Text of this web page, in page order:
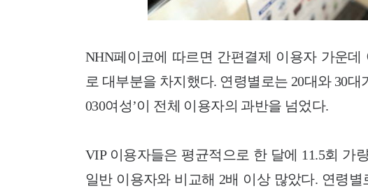
NHN페이코에 따르면 간편결제 이용자 가운데
로 대부분을 차지했다. 연령별로는 20대와 30대
030여성’이 전체 이용자의 과반을 넘었다.
VIP 이용자들은 평균적으로 한 달에 11.5회 가
일반 이용자와 비교해 2배 이상 많았다. 연령